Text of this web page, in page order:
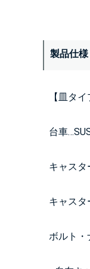
製品仕様
【皿タイ
台車
キャスタ
キャス
ボルト・